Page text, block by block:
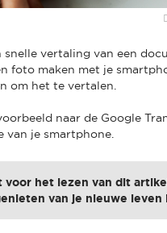
snelle vertaling van een
foto maken met je
om het te vertalen.
naar de Google
van je smartphone.
voor het lezen van dit
van je nieuwe leven